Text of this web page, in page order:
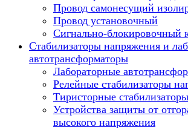
Провод самонесущий
Провод установочный
Сигнально-блокировочный
Стабилизаторы напряжения и
автотрансформаторы
Лабораторные
Релейные стабилизаторы
Тиристорные
Устройства защиты от
высокого напряжения